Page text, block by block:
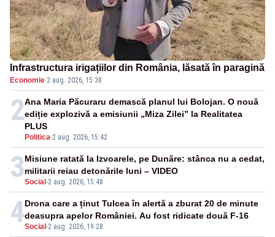
Infrastructura irigațiilor din România, lăsată în paragină
Economie·2 aug. 2026, 15:38
2
Politica-2 aug. 2026, 15:42
Ana Maria Păcuraru demască planul lui Bolojan. O nouă
ediție explozivă a emisiunii „Miza Zilei” la Realitatea
PLUS
3Social -2 aug. 2026, 15:48
Misiune ratată la Izvoarele, pe Dunăre: stânca nu a cedat,
militarii reiau detonările luni – VIDEO
4Social -2 aug. 2026, 19:28
Drona care a ținut Tulcea în alertă a zburat 20 de minute
deasupra apelor României. Au fost ridicate două F-16